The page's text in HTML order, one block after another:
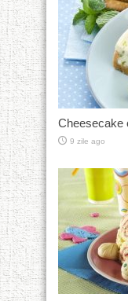
Cheesecake
9 zile ago